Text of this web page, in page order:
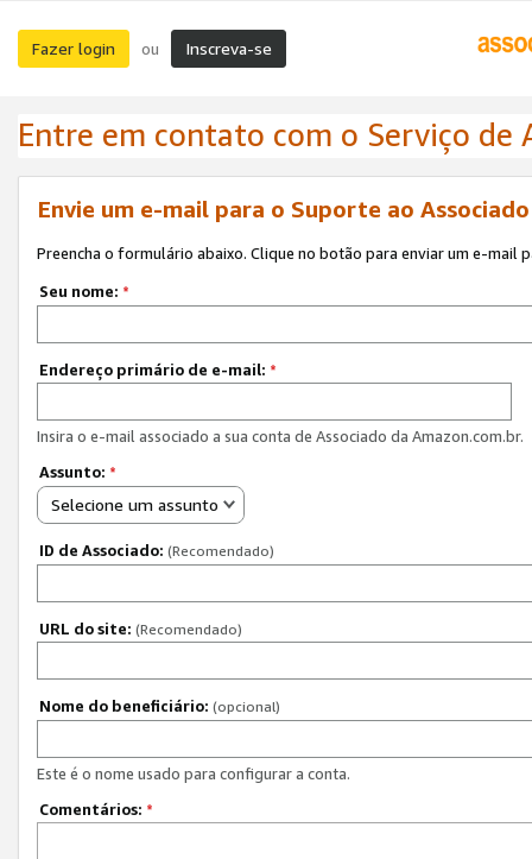
Fazer login ou Inscreva-se
Entre em contato com o Serviço de
Envie um e-mail para o Suporte ao
Preencha o formulário abaixo. Clique no botão para enviar um e-mail
Seu nome: *
Endereço primário de e-mail: *
Insira o e-mail associado a sua conta de Associado da Amazon.com.br.
Assunto: *
Selecione um assunto
ID de Associado: (Recomendado)
URL do site: (Recomendado)
Nome do beneficiário: (opcional)
Este é o nome usado para configurar a conta.
Comentários: *